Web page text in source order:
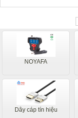
NOYAFA
Dây cáp tín hiệu